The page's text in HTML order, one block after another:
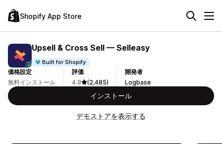
Shopify App Store
Upsell & Cross Sell — Selleasy
Built for Shopify
価格設定
無料インストール
評価
4.9
(2,485)
開発者
Logbase
インストール
デモストアを表示する